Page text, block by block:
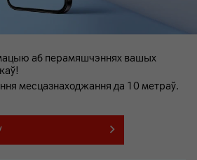
аб перамяшчэннях вашых
месцазнаходжання да 10 метраў.